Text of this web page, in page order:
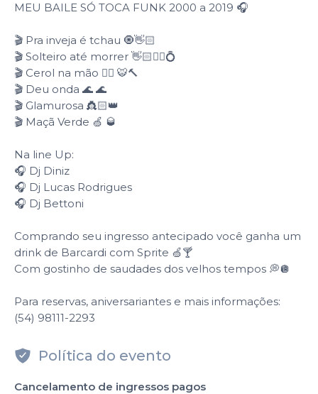
MEU BAILE SÓ TOCA FUNK 2000 a 2019 🎧
🎬 Pra inveja é tchau 🧿👋🏻
🎬 Solteiro até morrer 👋🏻🙂‍↔️💍
🎬 Cerol na mão ✋🏻 🐯🔨
🎬 Deu onda 🌊 🌊
🎬 Glamurosa 👸🏻👑
🎬 Maçã Verde 🍏 🥃
Na line Up:
🎧 Dj Diniz
🎧 Dj Lucas Rodrigues
🎧 Dj Bettoni
Comprando seu ingresso antecipado você ganha um
drink de Barcardi com Sprite 🍏🍸
Com gostinho de saudades dos velhos tempos 💭🪩
Para reservas, aniversariantes e mais informações:
(54) 98111-2293
Política do evento
Cancelamento de ingressos pagos